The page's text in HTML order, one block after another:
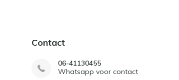
Contact
06-41130455
Whatsapp voor contact